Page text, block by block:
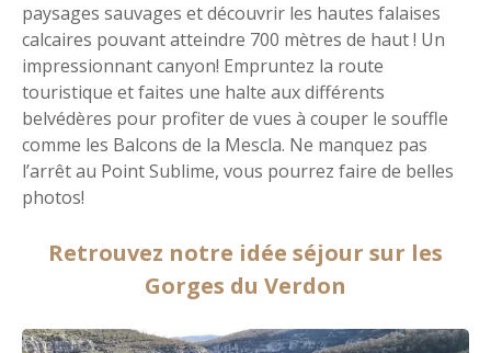
paysages sauvages et découvrir les hautes falaises
calcaires pouvant atteindre 700 mètres de haut ! Un
impressionnant canyon! Empruntez la route
touristique et faites une halte aux différents
belvédères pour profiter de vues à couper le souffle
comme les Balcons de la Mescla. Ne manquez pas
l’arrêt au Point Sublime, vous pourrez faire de belles
photos!
Retrouvez notre idée séjour sur les
Gorges du Verdon